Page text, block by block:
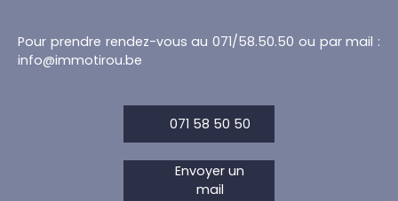
Pour prendre rendez-vous au 071/58.50.50 ou par mail :
info@immotirou.be
071 58 50 50
Envoyer un
mail